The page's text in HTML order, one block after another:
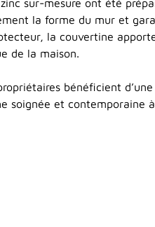
sur-mesure ont été
la forme du mur et
la couvertine
de la maison.
bénéficient
soignée et contemporaine